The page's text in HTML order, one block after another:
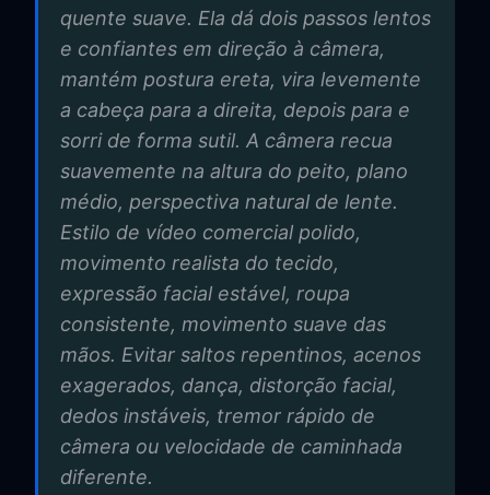
quente suave. Ela dá dois passos lentos
e confiantes em direção à câmera,
mantém postura ereta, vira levemente
a cabeça para a direita, depois para e
sorri de forma sutil. A câmera recua
suavemente na altura do peito, plano
médio, perspectiva natural de lente.
Estilo de vídeo comercial polido,
movimento realista do tecido,
expressão facial estável, roupa
consistente, movimento suave das
mãos. Evitar saltos repentinos, acenos
exagerados, dança, distorção facial,
dedos instáveis, tremor rápido de
câmera ou velocidade de caminhada
diferente.